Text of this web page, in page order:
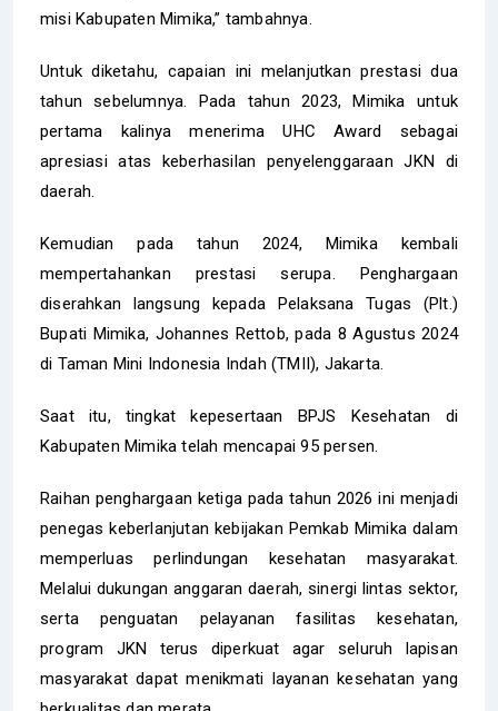
misi Kabupaten Mimika,” tambahnya.
Untuk diketahu, capaian ini melanjutkan prestasi dua
tahun sebelumnya. Pada tahun 2023, Mimika untuk
pertama kalinya menerima UHC Award sebagai
apresiasi atas keberhasilan penyelenggaraan JKN di
daerah.
Kemudian pada tahun 2024, Mimika kembali
mempertahankan prestasi serupa. Penghargaan
diserahkan langsung kepada Pelaksana Tugas (Plt.)
Bupati Mimika, Johannes Rettob, pada 8 Agustus 2024
di Taman Mini Indonesia Indah (TMII), Jakarta.
Saat itu, tingkat kepesertaan BPJS Kesehatan di
Kabupaten Mimika telah mencapai 95 persen.
Raihan penghargaan ketiga pada tahun 2026 ini menjadi
penegas keberlanjutan kebijakan Pemkab Mimika dalam
memperluas perlindungan kesehatan masyarakat.
Melalui dukungan anggaran daerah, sinergi lintas sektor,
serta penguatan pelayanan fasilitas kesehatan,
program JKN terus diperkuat agar seluruh lapisan
masyarakat dapat menikmati layanan kesehatan yang